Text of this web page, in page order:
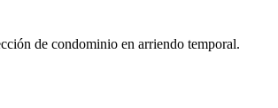
de condominio en arriendo temporal.